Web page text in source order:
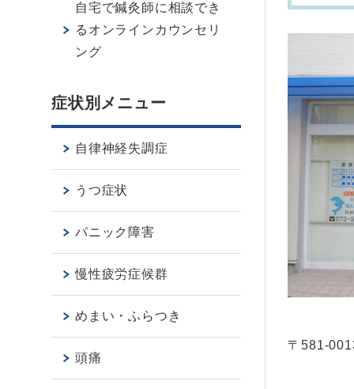
〒581-
自宅で鍼灸師に相談でき
るオンラインカウンセリ
ング
症状別メニュー
自律神経失調症
うつ症状
パニック障害
慢性疲労症候群
めまい・ふらつき
頭痛